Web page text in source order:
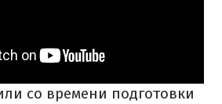
со времени подготовки